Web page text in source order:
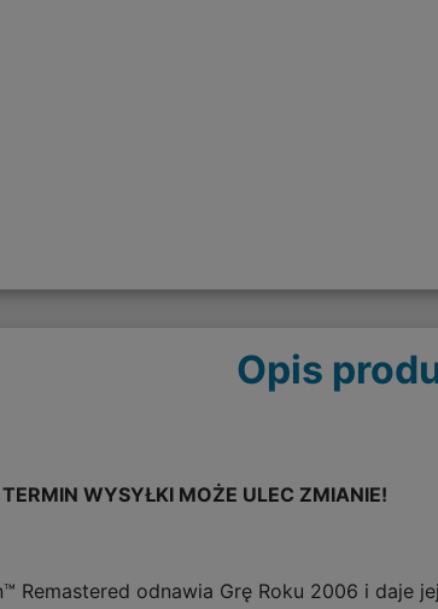
Opis
WYSYŁKI MOŻE ULEC ZMIANIE!
Remastered odnawia Grę Roku 2006 i daje